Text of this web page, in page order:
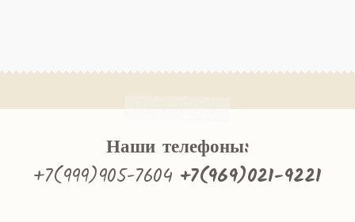
Наши телефоны:
+7(999)905-7604 +7(969)021-9221